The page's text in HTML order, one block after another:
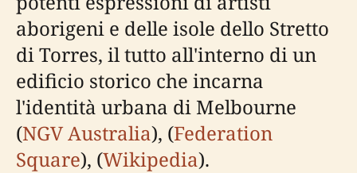
aborigeni e delle isole dello Stretto
di Torres, il tutto all'interno di un
edificio storico che incarna
l'identità urbana di Melbourne
(NGV Australia), (Federation
Square), (Wikipedia).